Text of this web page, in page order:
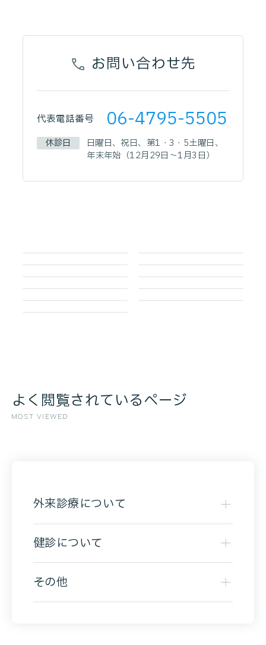
お問い合わせ先
代表電話番号 06-4795-5505
休診日
日曜日、祝日、第1・3・5土曜日、
年末年始（12月29日～1月3日）
よく閲覧されているページ
MOST VIEWED
外来診療について
健診について
その他